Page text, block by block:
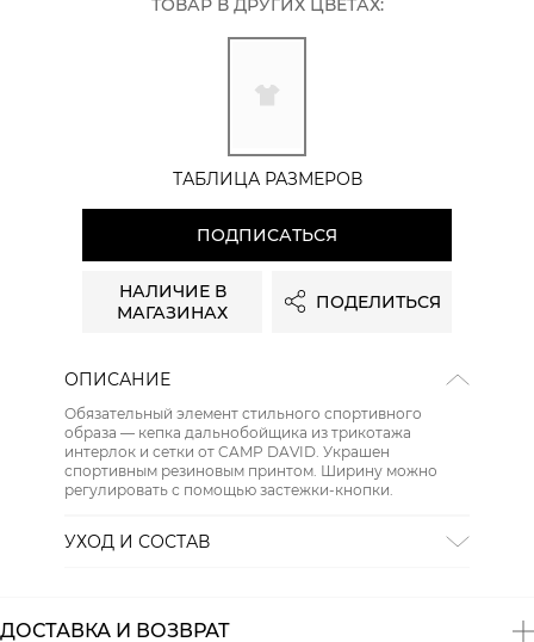
ТОВАР В ДРУГИХ ЦВЕТАХ:
ТАБЛИЦА РАЗМЕРОВ
ПОДПИСАТЬСЯ
НАЛИЧИЕ В
МАГАЗИНАХ
ПОДЕЛИТЬСЯ
ОПИСАНИЕ
Обязательный элемент стильного спортивного
образа — кепка дальнобойщика из трикотажа
интерлок и сетки от CAMP DAVID. Украшен
спортивным резиновым принтом. Ширину можно
регулировать с помощью застежки-кнопки.
УХОД И СОСТАВ
ГЛАЖЕНИЕ:не гладить горячим (макс. 110 °)
ДОСТАВКА И ВОЗВРАТ